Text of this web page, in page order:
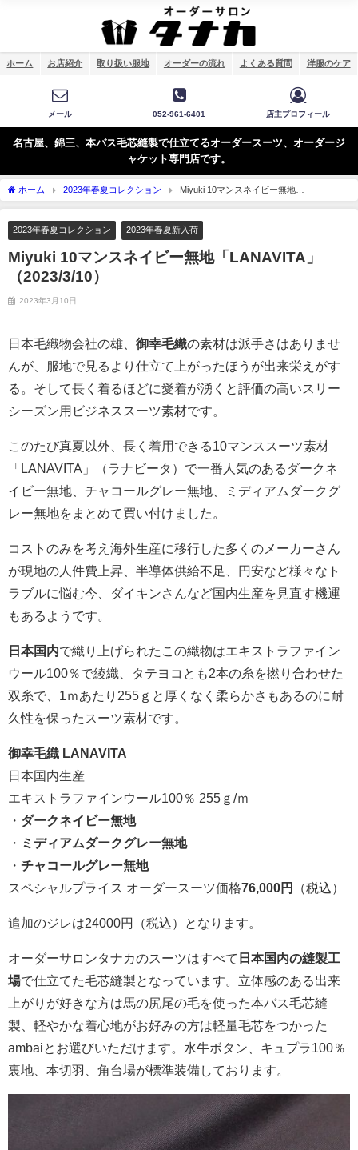
ホーム お店紹介 取り扱い服地 オーダーの流れ よくある質問 洋服のケア
メール 052-961-6401 店主プロフィール
名古屋、錦三、本バス毛芯縫製で仕立てるオーダースーツ、オーダージ
ャケット専門店です。
ホーム 2023年春夏コレクション
Miyuki 10マンスネイビー無地
「LANAVITA」（2023/3/10）
2023年春夏コレクション 2023年春夏新入荷
Miyuki 10マンスネイビー無地「LANAVITA」
（2023/3/10）
2023年3月10日
日本毛織物会社の雄、 御幸毛織の素材は派手さはありませ
んが、服地で見るより仕立て上がったほうが出来栄えがす
る。そして長く着るほどに愛着が湧くと評価の高いスリー
シーズン用ビジネススーツ素材です。
このたび真夏以外、長く着用できる10マンススーツ素材
「LANAVITA」（ラナビータ）で一番人気のあるダークネ
イビー無地、チャコールグレー無地、ミディアムダークグ
レー無地をまとめて買い付けました。
コストのみを考え海外生産に移行した多くのメーカーさん
が現地の人件費上昇、半導体供給不足、円安など様々なト
ラブルに悩む今、ダイキンさんなど国内生産を見直す機運
もあるようです。
日本国内で織り上げられたこの織物はエキストラファイン
ウール100％で綾織、タテヨコとも2本の糸を撚り合わせた
双糸で、1ｍあたり255ｇと厚くなく柔らかさもあるのに耐
久性を保ったスーツ素材です。
御幸毛織 LANAVITA
日本国内生産
エキストラファインウール100％ 255ｇ/ｍ
・ ダークネイビー無地
・ ミディアムダークグレー無地
・ チャコールグレー無地
スペシャルプライス オーダースーツ価格76,000円 （税込）
追加のジレは24000円（税込）となります。
オーダーサロンタナカのスーツはすべて 日本国内の縫製工
場で仕立てた毛芯縫製となっています。立体感のある出来
上がりが好きな方は馬の尻尾の毛を使った本バス毛芯縫
製、軽やかな着心地がお好みの方は軽量毛芯をつかった
ambaiとお選びいただけます。水牛ボタン、キュプラ100％
裏地、本切羽、角台場が標準装備しております。